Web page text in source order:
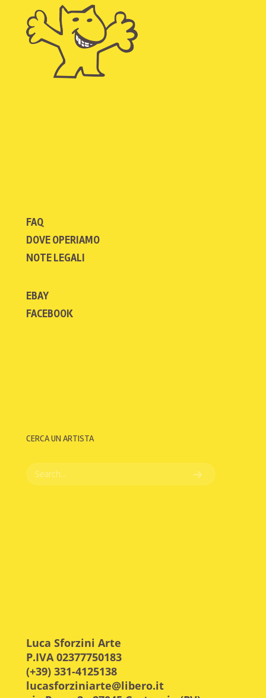
FAQ
DOVE OPERIAMO
NOTE LEGALI
EBAY
FACEBOOK
CERCA UN ARTISTA
Luca Sforzini Arte
P.IVA 02377750183
(+39) 331-4125138
lucasforziniarte@libero.it